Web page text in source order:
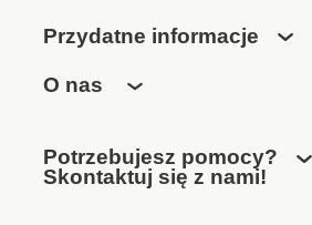
Przydatne informacje
O nas
Potrzebujesz pomocy?
Skontaktuj się z nami!